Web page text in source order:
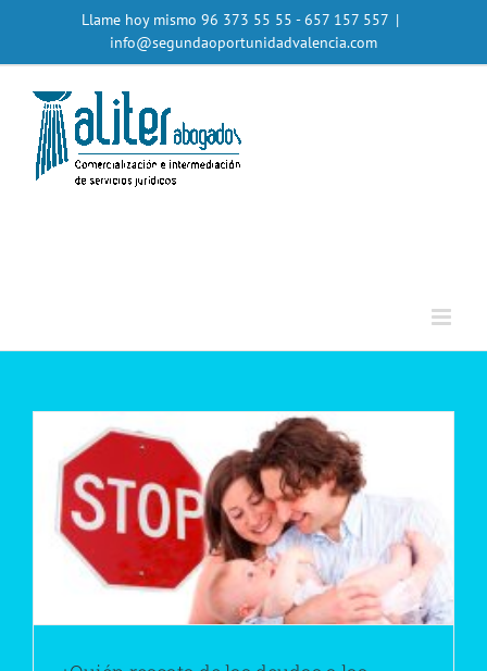
Llame hoy mismo 96 373 55 55 - 657 157 557 |
info@segundaoportunidadvalencia.com